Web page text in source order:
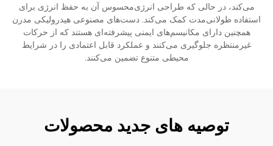
می‌کند، در حالی که طراحی انرژی‌محسوس آن به حفظ انرژی برای
استفاده طولانی‌مدت کمک می‌کند. دست‌های مصنوعی هیدرولیکی مدرن
همچنین دارای مکانیسم‌های ایمنی پیشرفته‌ای هستند که از حرکات
غیرمنتظره جلوگیری می‌کنند و عملکرد قابل اعتمادی را در شرایط
محیطی متنوع تضمین می‌کنند.
توصیه های جدید محصولات